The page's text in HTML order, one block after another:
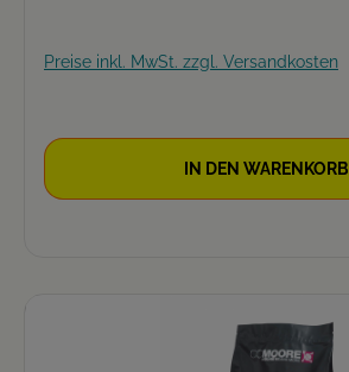
Preise inkl. MwSt. zzgl. Versandkosten
IN DEN WARENKORB